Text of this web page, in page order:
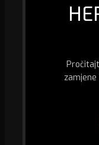
Husein Kapetana
+387